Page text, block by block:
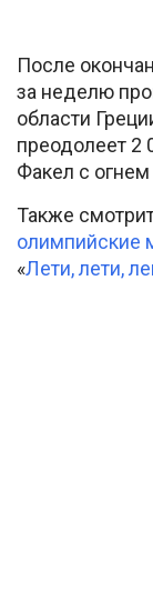
После
за неделю
области
преодолеет 2
Факел с
Также
олимпийские
«Лети, лети,